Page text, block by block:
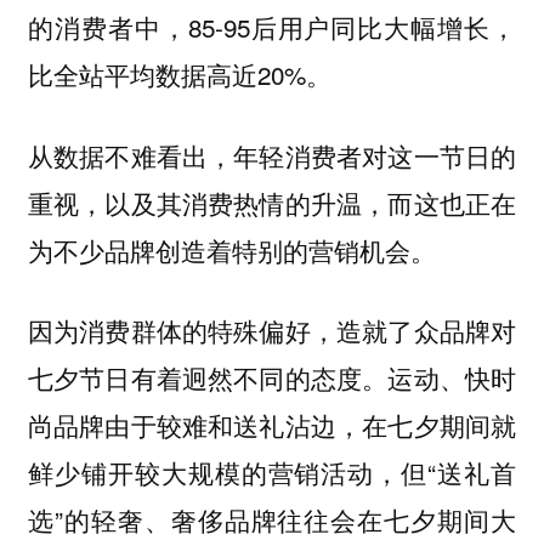
的消费者中，85-95后用户同比大幅增长，
比全站平均数据高近20%。
从数据不难看出，年轻消费者对这一节日的
重视，以及其消费热情的升温，而这也正在
为不少品牌创造着特别的营销机会。
因为消费群体的特殊偏好，造就了众品牌对
七夕节日有着迥然不同的态度。运动、快时
尚品牌由于较难和送礼沾边，在七夕期间就
鲜少铺开较大规模的营销活动，但“送礼首
选”的轻奢、奢侈品牌往往会在七夕期间大